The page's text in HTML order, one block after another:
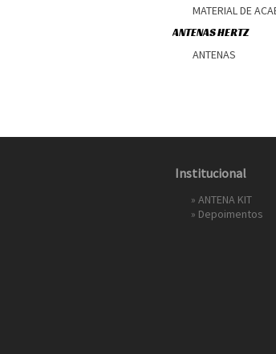
MATERIAL DE
ANTENAS HERTZ
ANTENAS
Institucional
» ANTENA KIT
» Depoimentos